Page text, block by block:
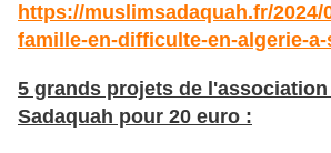
https://muslimsadaquah.fr/2024/
famille-en-difficulte-en-algerie-a-
5 grands projets de
Sadaquah pour 20 euro :